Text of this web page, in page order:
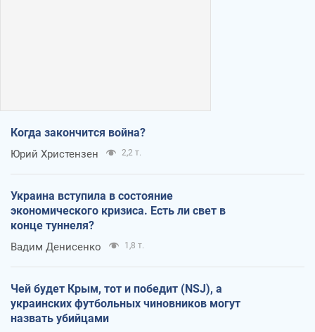
Когда закончится война?
Юрий Христензен 2,2 т.
Украина вступила в состояние
экономического кризиса. Есть ли свет в
конце туннеля?
Вадим Денисенко 1,8 т.
Чей будет Крым, тот и победит (NSJ), а
украинских футбольных чиновников могут
назвать убийцами